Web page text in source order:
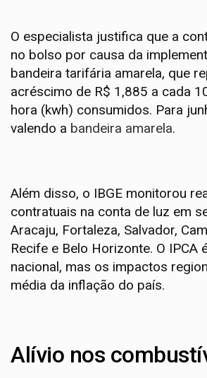
O especialista justifica que a
no bolso por causa da
bandeira tarifária amarela, que
acréscimo de R$ 1,885 a cada
hora (kwh) consumidos. Para
valendo a bandeira amarela.
Além disso, o IBGE monitorou
contratuais na conta de luz em
Aracaju, Fortaleza, Salvador,
Recife e Belo Horizonte. O IPCA
nacional, mas os impactos
média da inflação do país.
Alívio nos